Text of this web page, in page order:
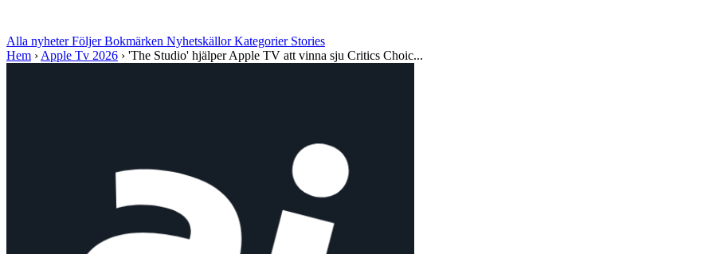
Alla nyheterFöljerBokmärken NyhetskällorKategorier Stories
Hem › Apple Tv 2026 › 'The Studio' hjälper Apple TV att vinna sju Critics Choic...